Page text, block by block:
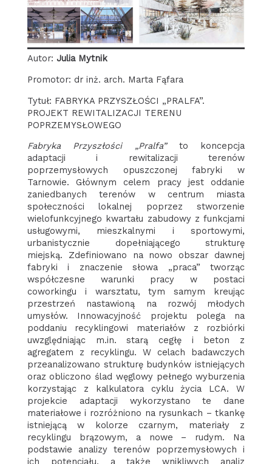
Autor: Julia Mytnik
Promotor: dr inż. arch. Marta Fąfara
Tytuł: FABRYKA PRZYSZŁOŚCI „PRALFA”.
PROJEKT REWITALIZACJI TERENU
POPRZEMYSŁOWEGO
Fabryka Przyszłości „Pralfa”to koncepcja
adaptacji i rewitalizacji terenów
poprzemysłowych opuszczonej fabryki w
Tarnowie. Głównym celem pracy jest oddanie
zaniedbanych terenów w centrum miasta
społeczności lokalnej poprzez stworzenie
wielofunkcyjnego kwartału zabudowy z funkcjami
usługowymi, mieszkalnymi i sportowymi,
urbanistycznie dopełniającego strukturę
miejską. Zdefiniowano na nowo obszar dawnej
fabryki i znaczenie słowa „praca” tworząc
współczesne warunki pracy w postaci
coworkingu i warsztatu, tym samym kreując
przestrzeń nastawioną na rozwój młodych
umysłów. Innowacyjność projektu polega na
poddaniu recyklingowi materiałów z rozbiórki
uwzględniając m.in. starą cegłę i beton z
agregatem z recyklingu. W celach badawczych
przeanalizowano strukturę budynków istniejących
oraz obliczono ślad węglowy pełnego wyburzenia
korzystając z kalkulatora cyklu życia LCA. W
projekcie adaptacji wykorzystano te dane
materiałowe i rozróżniono na rysunkach – tkankę
istniejącą w kolorze czarnym, materiały z
recyklingu brązowym, a nowe – rudym. Na
podstawie analizy terenów poprzemysłowych i
ich potencjału, a także wnikliwych analiz